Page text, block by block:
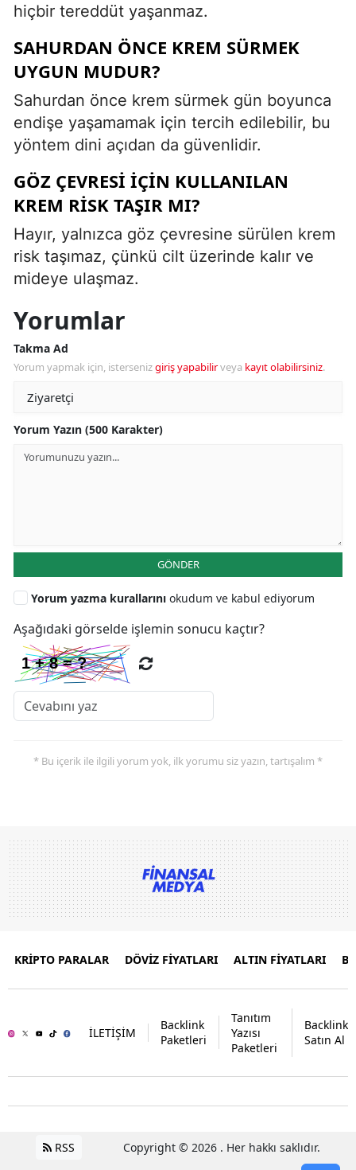
hiçbir tereddüt yaşanmaz.
SAHURDAN ÖNCE KREM SÜRMEK
UYGUN MUDUR?
Sahurdan önce krem sürmek gün boyunca
endişe yaşamamak için tercih edilebilir, bu
yöntem dini açıdan da güvenlidir.
GÖZ ÇEVRESI İÇIN KULLANILAN
KREM RISK TAŞIR MI?
Hayır, yalnızca göz çevresine sürülen krem
risk taşımaz, çünkü cilt üzerinde kalır ve
mideye ulaşmaz.
Yorumlar
Takma Ad
Yorum yapmak için, istersenizgiriş yapabilirveya kayıt olabilirsiniz.
Yorum Yazın (500 Karakter)
GÖNDER
Yorum yazma kurallarını okudum ve kabul ediyorum
Aşağıdaki görselde işlemin sonucu kaçtır?
* Bu içerik ile ilgili yorum yok, ilk yorumu siz yazın, tartışalım *
KRİPTO PARALAR DÖVİZ FİYATLARI ALTIN FİYATLARI
İLETİŞİM
Backlink
Paketleri
Tanıtım
Yazısı
Paketleri
Backlink
Satın Al
RSS Copyright © 2026 . Her hakkı saklıdır.